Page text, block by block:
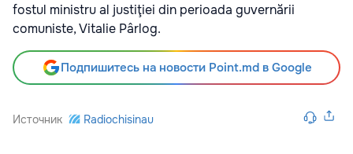
fostul ministru al justiţiei din perioada guvernării
comuniste, Vitalie Pârlog.
Подпишитесь на новости Point.md в Google
Источник Radiochisinau